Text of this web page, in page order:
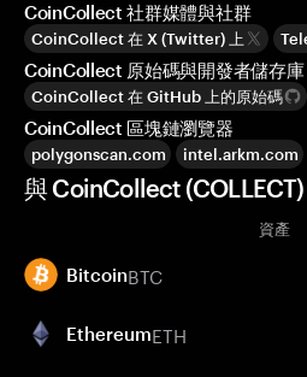
CoinCollect 社群媒體與社群
CoinCollect 在 X (Twitter) 上
CoinCollect 原始碼與開發者儲存庫
CoinCollect 在 GitHub 上的原始碼
CoinCollect 區塊鏈瀏覽器
polygonscan.com intel.arkm.com
與 CoinCollect
資產
BitcoinBTC
EthereumETH